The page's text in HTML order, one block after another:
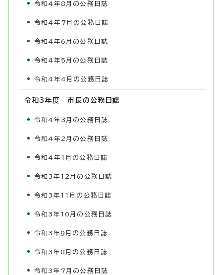
令和4年8月の公務日誌
令和4年7月の公務日誌
令和4年6月の公務日誌
令和4年5月の公務日誌
令和4年4月の公務日誌
令和3年度 市長の公務日誌
令和4年3月の公務日誌
令和4年2月の公務日誌
令和4年1月の公務日誌
令和3年12月の公務日誌
令和3年11月の公務日誌
令和3年10月の公務日誌
令和3年9月の公務日誌
令和3年8月の公務日誌
令和3年7月の公務日誌